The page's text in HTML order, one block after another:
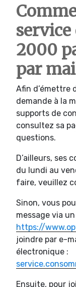
service
2000
par
Afin d’émettre
demande à la
supports de
consultez sa
questions.
D’ailleurs, ses
du lundi au
faire, veuillez
Sinon, vous
message via
https://
joindre par e-
électronique :
Ensuite, pour